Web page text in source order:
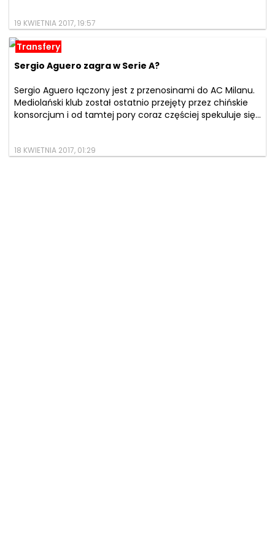
19 KWIETNIA 2017, 19:57
Transfery
Sergio Aguero zagra w Serie A?
Sergio Aguero łączony jest z przenosinami do AC Milanu.
Mediolański klub został ostatnio przejęty przez chińskie
konsorcjum i od tamtej pory coraz częściej spekuluje się...
18 KWIETNIA 2017, 01:29